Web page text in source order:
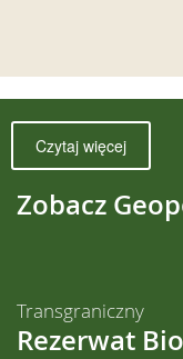
Zobacz
Czytaj więcej
Transgraniczny
Rezerwat